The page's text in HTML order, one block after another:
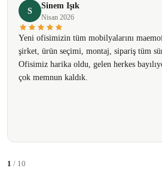
Ürün bilgilerinde hatalar bulunuyor.
Ürün fiyatı diğer sitelerden daha pahalı.
Bu ürüne benzer farklı alternatifler olmalı.
S
Sinem Işık
Nisan 2026
Yeni ofisimizin tüm mobilyalarını
şirket, ürün seçimi, montaj, sipariş tüm
Ofisimiz harika oldu, gelen herkes
çok memnun kaldık.
1 / 10